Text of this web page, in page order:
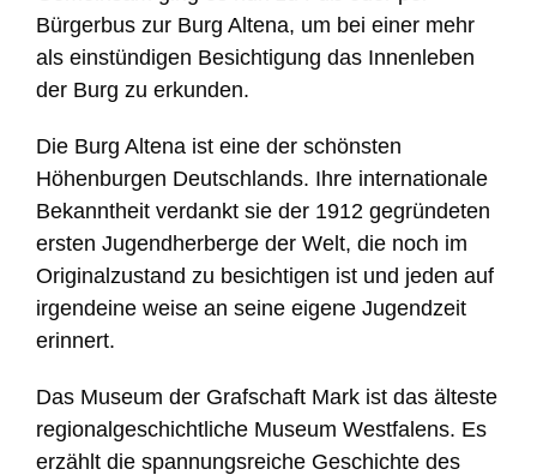
Bürgerbus zur Burg Altena, um bei einer mehr
als einstündigen Besichtigung das Innenleben
der Burg zu erkunden.
Die Burg Altena ist eine der schönsten
Höhenburgen Deutschlands. Ihre internationale
Bekanntheit verdankt sie der 1912 gegründeten
ersten Jugendherberge der Welt, die noch im
Originalzustand zu besichtigen ist und jeden auf
irgendeine weise an seine eigene Jugendzeit
erinnert.
Das Museum der Grafschaft Mark ist das älteste
regionalgeschichtliche Museum Westfalens. Es
erzählt die spannungsreiche Geschichte des